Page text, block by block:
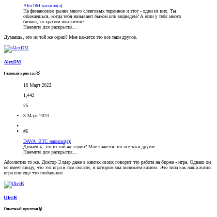
AlexDM написал(а):
На финансовом рынке много сленговых терминов и этот - один из них. Ты
обижаешься, когда тебя называют быком или медведем? А если у тебя много
битков, то крабом или китом?
Нажмите для раскрытия...
Думаешь, это из той же серии? Мне кажется это все таки другое.
AlexDM
Главный криптан🥇
10 Март 2022
1,442
25
3 Март 2023
#6
DAVA_BTC написал(а):
Думаешь, это из той же серии? Мне кажется это все таки другое.
Нажмите для раскрытия...
Абсолютно то же. Доктор Элдер даже в книгах своих говорит что работа на бирже - игра. Однако он
не имеет ввиду, что это игра в том смысле, в котором мы понимаем казино. Это типа как наша жизнь
игра или еще что глобальное.
OlegR
Опытный криптан🥈